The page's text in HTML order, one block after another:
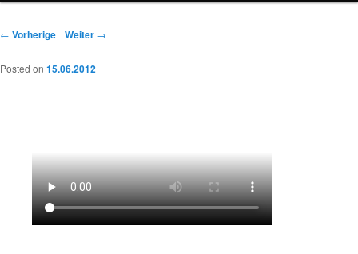
Beitrags-Navigation
← Vorherige Weiter →
Posted on 15.06.2012